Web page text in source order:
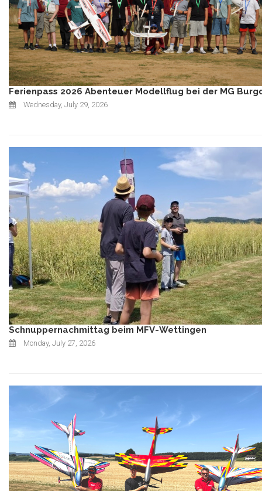
Ferienpass 2026 Abenteuer Modellflug bei der MG
Wednesday, July 29, 2026
Schnuppernachmittag beim MFV-Wettingen
Monday, July 27, 2026